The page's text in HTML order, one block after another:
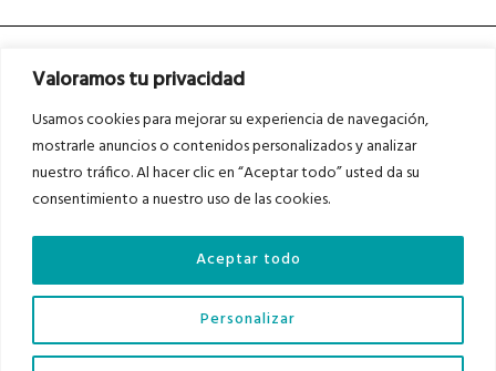
Valoramos tu privacidad
Usamos cookies para mejorar su experiencia de navegación,
mostrarle anuncios o contenidos personalizados y analizar
nuestro tráfico. Al hacer clic en “Aceptar todo” usted da su
consentimiento a nuestro uso de las cookies.
Personalizar
Aceptar todo
Asociados a
Auditados por
Diario del Bajo Cinca © 2023 . Todos los derechos reservados |Aviso Legal